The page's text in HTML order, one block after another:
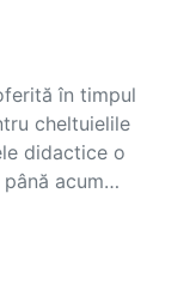
în timpul
cheltuielile
didactice o
acum…